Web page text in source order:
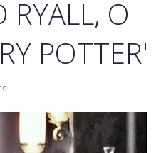
RYALL, O
POTTER'